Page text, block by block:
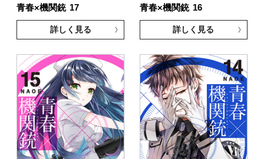
青春×機関銃 17
詳しく見る
青春×機関銃 16
詳しく見る